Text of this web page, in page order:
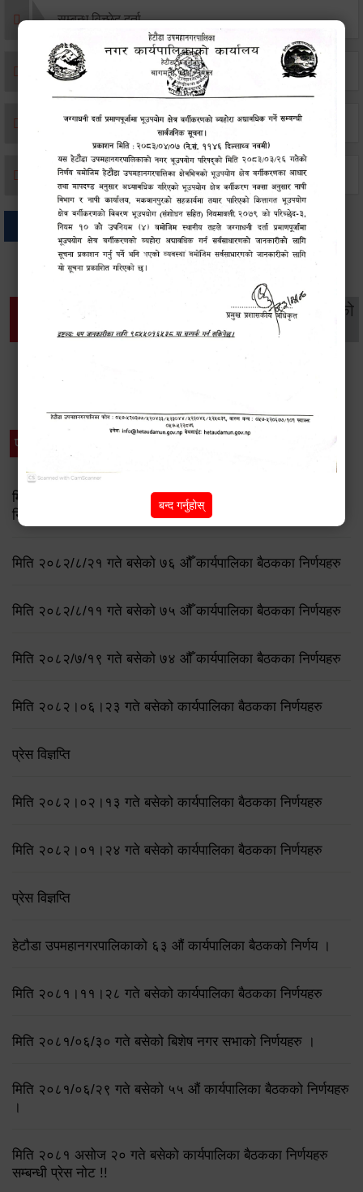
सम्बन्ध विच्छेद दर्ता
बसाइ-सराई जाने/आउने दर्ता
मृत्यू दर्ता
जन्म दर्ता
थप विवरणहरु
सामाजिक सुरक्षा तथा
व्यक्तिगत घटना दर्ता
महिला
विकास
वातावरण
सूचनाको
विशेष विवरणहरु
प्रेस नोट
मिति २०८३ जेष्ठ १७ गते बसेको ८३औं नगर कार्यपालिकाको बैठकको
निर्णय
मिति २०८२/८/२१ गते बसेको ७६ औँ कार्यपालिका बैठकका निर्णयहरु
मिति २०८२/८/११ गते बसेको ७५ औँ कार्यपालिका बैठकका निर्णयहरु
मिति २०८२/७/१९ गते बसेको ७४ औँ कार्यपालिका बैठकका निर्णयहरु
मिति २०८२।०६।२३ गते बसेको कार्यपालिका बैठकका निर्णयहरु
प्रेस विज्ञप्ति
मिति २०८२।०२।१३ गते बसेको कार्यपालिका बैठकका निर्णयहरु
मिति २०८२।०१।२४ गते बसेको कार्यपालिका बैठकका निर्णयहरु
प्रेस विज्ञप्ति
हेटौडा उपमहानगरपालिकाको ६३ औं कार्यपालिका बैठकको निर्णय ।
मिति २०८१।११।२८ गते बसेको कार्यपालिका बैठकका निर्णयहरु
मिति २०८१/०६/३० गते बसेको बिशेष नगर सभाको निर्णयहरु ।
मिति २०८१/०६/२९ गते बसेको ५५ औं कार्यपालिका बैठकको निर्णयहरु
।
मिति २०८१ असोज २० गते बसेको कार्यपालिका बैठकका निर्णयहरु
सम्बन्धी प्रेस नोट !!
बन्द गर्नुहोस्